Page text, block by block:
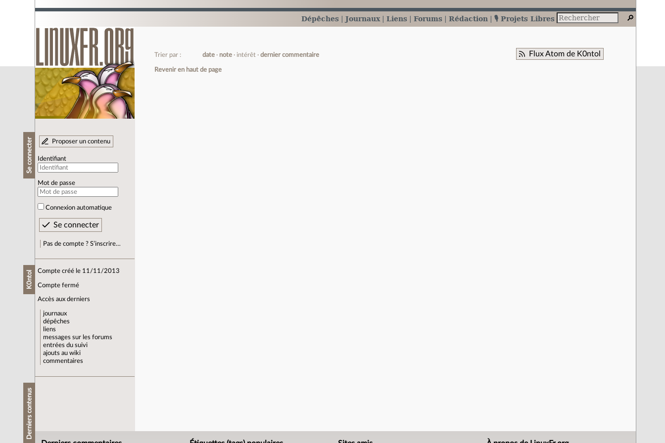
Dépêches Journaux Liens Forums Rédaction 🎙️ Projets Libres
Se connecter Proposer un contenu
Identifiant
Mot de passe
Connexion automatique
Pas de compte ? S’inscrire…
K0ntol Compte créé le 11/11/2013
Compte fermé
Accès aux derniers
journaux
dépêches
liens
messages sur les forums
entrées du suivi
ajouts au wiki
commentaires
Derniers contenus
Flux Atom de K0ntol
Trier par : date note intérêt dernier commentaire
Revenir en haut de page